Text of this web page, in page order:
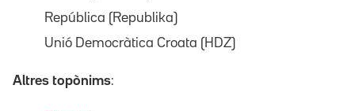
República (Republika)
Unió Democràtica Croata (HDZ)
Altres topònims: